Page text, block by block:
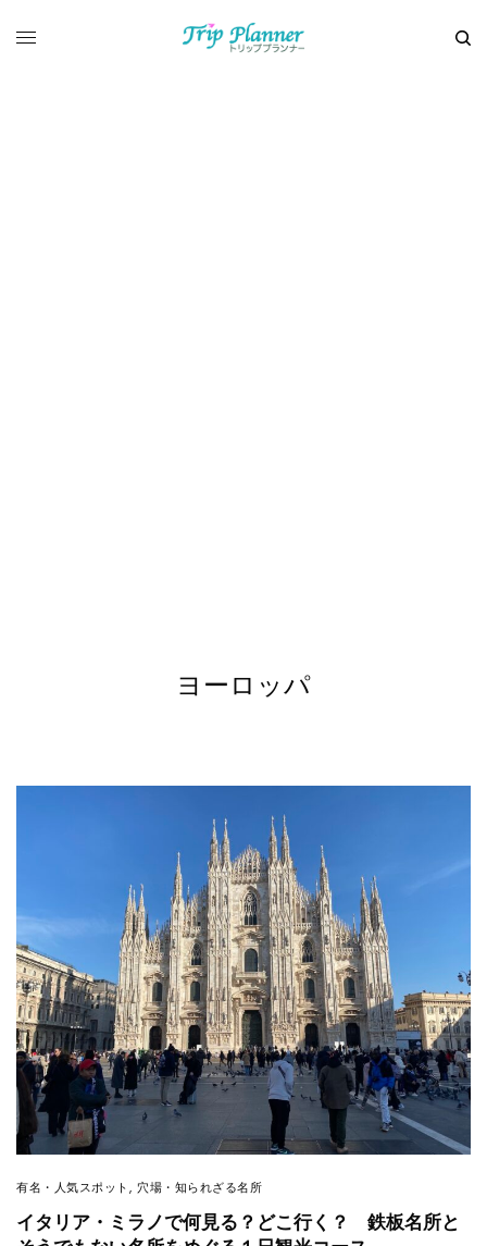
ヨーロッパ
有名・人気スポット ,穴場・知られざる名所
イタリア・ミラノで何見る？どこ行く？ 鉄板名所と